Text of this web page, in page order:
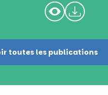
toutes les publications